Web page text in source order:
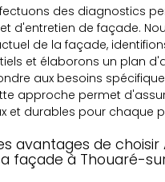
des diagnostics
d'entretien de façade.
de la façade,
et élaborons un plan
aux besoins
approche permet
et durables pour chaque
avantages de choisir
façade à Thouaré-